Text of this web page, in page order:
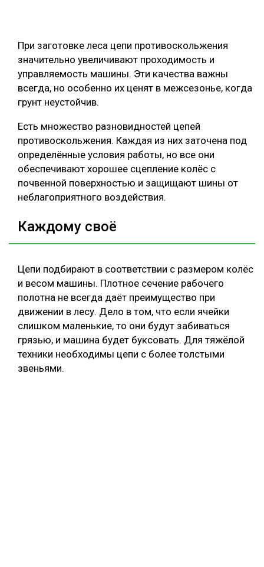
При заготовке леса цепи противоскольжения
значительно увеличивают проходимость и
управляемость машины. Эти качества важны
всегда, но особенно их ценят в межсезонье, когда
грунт неустойчив.
Есть множество разновидностей цепей
противоскольжения. Каждая из них заточена под
определённые условия работы, но все они
обеспечивают хорошее сцепление колёс с
почвенной поверхностью и защищают шины от
неблагоприятного воздействия.
Каждому своё
Цепи подбирают в соответствии с размером колёс
и весом машины. Плотное сечение рабочего
полотна не всегда даёт преимущество при
движении в лесу. Дело в том, что если ячейки
слишком маленькие, то они будут забиваться
грязью, и машина будет буксовать. Для тяжёлой
техники необходимы цепи с более толстыми
звеньями.